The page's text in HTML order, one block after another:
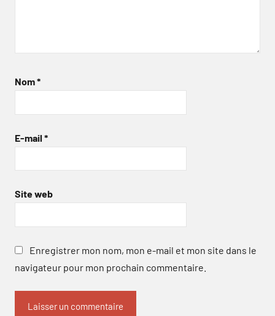
Nom*
E-mail *
Site web
Enregistrer mon nom, mon e-mail et mon site dans le
navigateur pour mon prochain commentaire.